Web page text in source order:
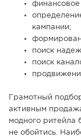
кампании;
поиск
поиск
Грамотный
активным
модного ритейла
не обойтись.